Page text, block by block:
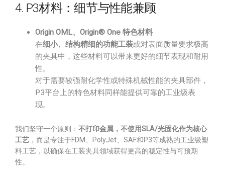
4. P3材料：细节与性能兼顾
Origin OML、Origin® One 特色材料
在细小、结构精细的功能工装或对表面质量要求极高
的夹具中，这些材料可以带来更好的细节表现和耐用
性。
对于需要较强耐化学性或特殊机械性能的夹具部件，
P3平台上的特色材料同样能提供可靠的工业级表
现。
我们坚守一个原则： 不打印金属，不使用SLA/光固化作为核心
工艺 ，而是专注于FDM、PolyJet、SAF和P3等成熟的工业级塑
料工艺，以确保在工装夹具领域获得更高的稳定性与可预期
性。